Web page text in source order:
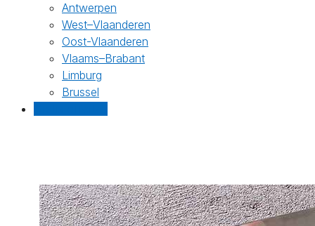
Antwerpen
West–Vlaanderen
Oost-Vlaanderen
Vlaams–Brabant
Limburg
Brussel